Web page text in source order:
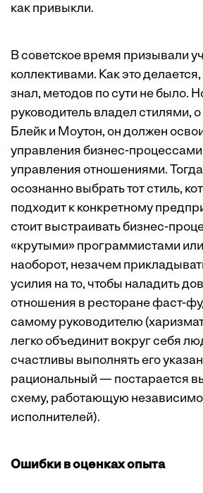
как привыкли.
В советское время призывали
коллективами. Как это
знал, методов по сути не было.
руководитель владел стилями,
Блейк и Моутон, он должен
управления бизнес-
управления отношениями.
осознанно выбрать тот стиль,
подходит к конкретному
стоит выстраивать бизнес-
«крутыми» программистами
наоборот, незачем
усилия на то, чтобы наладить
отношения в ресторане фаст-
самому руководителю
легко объединит вокруг себя
счастливы выполнять его
рациональный — постарается
схему, работающую независимо
исполнителей).
Ошибки в оценках опыта